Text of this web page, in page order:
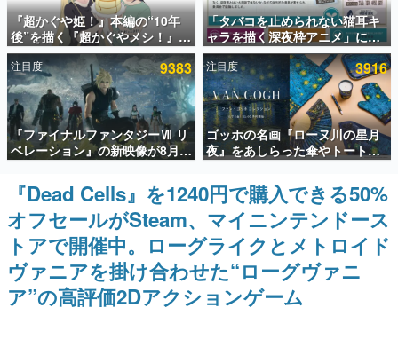
アプリセール情報
インタビュー
連載・特集一覧
殿堂入り記事
SNS拡散数が数千以上！ ページビュー数万以上！ などな
ど。多くの人々に読まれた、電ファミ渾身の“殿堂入り”記
事をまとめました。
ゲームの企画書
名作ゲームクリエイターの方々に製作時のエピソードをお
聞きし、ヒットする企画（ゲーム）とは何か？を探ってい
きます。
赫本
この物語を解いてはいけない。『赫本』は、〈試験問題〉
の形をした短編ホラー小説集です。
『超かぐや姫！』本編の“10年
後”を描く『超かぐやメシ！』
Web連載決定。新たなWebマン
ガレーベル「ビビビコミック」
にて特別話が掲載スタート、あ
のお話には…まだ続きがある！
「タバコを止められない猫耳キ
ャラを描く深夜枠アニメ」に視
聴者の一部から批判意見。違法
薬物の使用と思しき描写も含め
て、BPOが議論を交わす
注目度 9383
『ファイナルファンタジーⅦ リ
ベレーション』の新映像が8月
26日早朝に公開へ。『FF7』リ
メイクシリーズの完結編、
「gamescom」のオープニング
ナイトライブにてディレクター
の浜口直樹氏が登壇する予定
注目度 3916
ゴッホの名画『ローヌ川の星月
夜』をあしらった傘やトートバ
ッグなどが登場。8月7日21時よ
り2日間限定で予約販売
『Dead Cells』を1240円で購入できる50%
オフセールがSteam、マイニンテンドース
トアで開催中。ローグライクとメトロイド
ヴァニアを掛け合わせた“ローグヴァニ
ア”の高評価2Dアクションゲーム